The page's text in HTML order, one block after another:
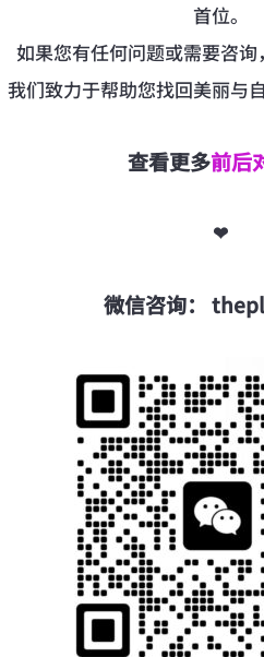
首位。
如果您有任何问题或需要咨询
我们致力于帮助您找回美丽与
查看更多前后
❤
微信咨询：